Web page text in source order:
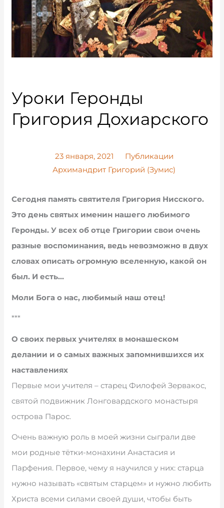
Уроки Геронды
Григория Дохиарского
23 января, 2021
Публикации
Архимандрит Григорий (Зумис)
Сегодня память святителя Григория Нисского.
Это день святых именин нашего любимого
Геронды. У всех об отце Григории свои очень
разные воспоминания, ведь невозможно в двух
словах описать огромную вселенную, какой он
был. И есть…
Моли Бога о нас, любимый наш отец!
***
О своих первых учителях в монашеском
делании и о самых важных запомнившихся их
наставлениях
Первые мои учителя – старец Филофей Зервакос,
святой подвижник Лонговардского монастыря
острова Парос.
Очень важную роль в моей жизни сыграли две
мои родные тётки-монахини Анастасия и
Парфения. Первое, чему я научился у них: старца
нужно называть «святым старцем» и нужно любить
Христа всеми силами своей души, чтобы быть